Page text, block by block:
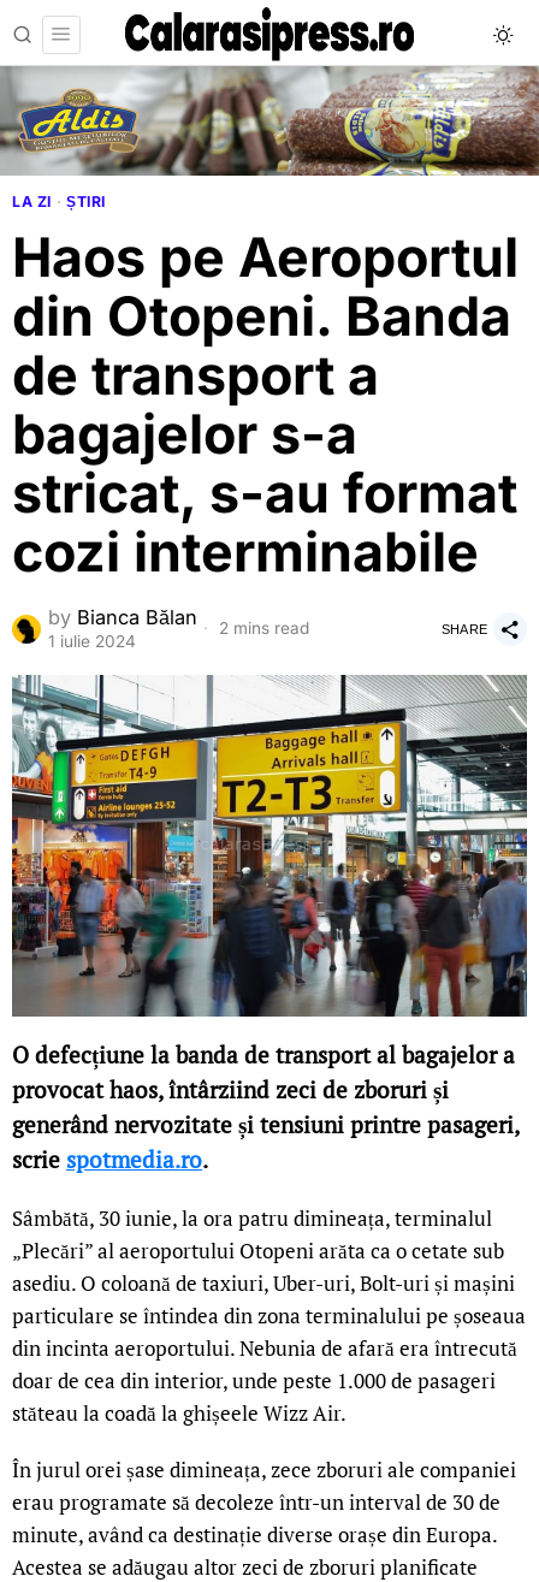
LA ZI · ȘTIRI
Haos pe Aeroportul
din Otopeni. Banda
de transport a
bagajelor s-a
stricat, s-au format
cozi interminabile
by Bianca Bălan
1 iulie 2024
2 mins read SHARE
O defecțiune la banda de transport al bagajelor a
provocat haos, întârziind zeci de zboruri și
generând nervozitate și tensiuni printre pasageri,
scrie spotmedia.ro.
Sâmbătă, 30 iunie, la ora patru dimineața, terminalul
„Plecări” al aeroportului Otopeni arăta ca o cetate sub
asediu. O coloană de taxiuri, Uber-uri, Bolt-uri și mașini
particulare se întindea din zona terminalului pe șoseaua
din incinta aeroportului. Nebunia de afară era întrecută
doar de cea din interior, unde peste 1.000 de pasageri
stăteau la coadă la ghișeele Wizz Air.
În jurul orei șase dimineața, zece zboruri ale companiei
erau programate să decoleze într-un interval de 30 de
minute, având ca destinație diverse orașe din Europa.
Acestea se adăugau altor zeci de zboruri planificate